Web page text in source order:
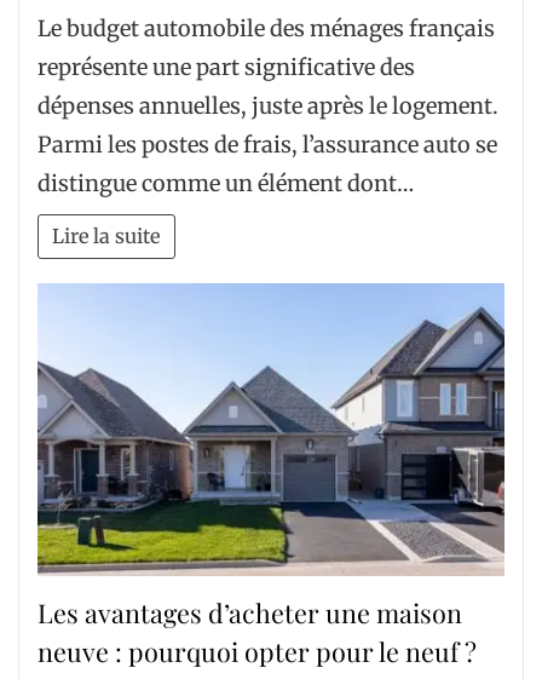
Le budget automobile des ménages français
représente une part significative des
dépenses annuelles, juste après le logement.
Parmi les postes de frais, l’assurance auto se
distingue comme un élément dont…
Lire la suite
Les avantages d’acheter une maison
neuve : pourquoi opter pour le neuf ?